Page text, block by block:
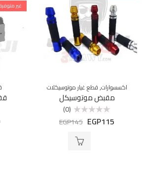
اكسسوارات,قطع غيار موتوسيكلات
مقبض موتوسيكل
التقييم
(0)
EGP115
EGP145
غير